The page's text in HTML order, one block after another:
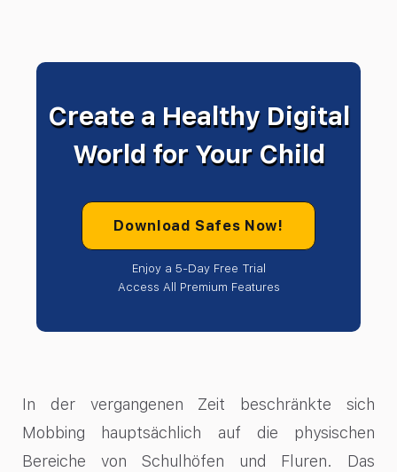
Create a Healthy Digital
World for Your Child
Download Safes Now!
Enjoy a 5-Day Free Trial
Access All Premium Features
In der vergangenen Zeit beschränkte sich
Mobbing hauptsächlich auf die physischen
Bereiche von Schulhöfen und Fluren. Das